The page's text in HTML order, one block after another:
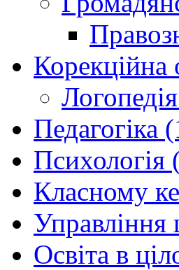
Корекційна
Педагогіка
Психологія
Класному
Освіта в